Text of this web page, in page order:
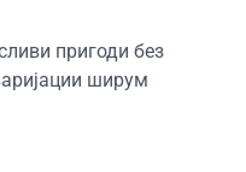
пригоди без
ширум